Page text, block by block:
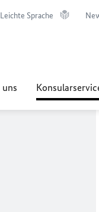
Leichte Sprache